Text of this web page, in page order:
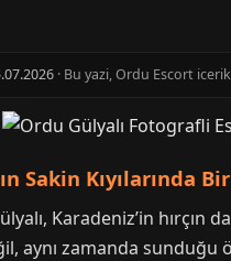
· Bu yazi, Ordu Escort
Sakin Kıyılarında
Karadeniz’in hırçın
aynı zamanda